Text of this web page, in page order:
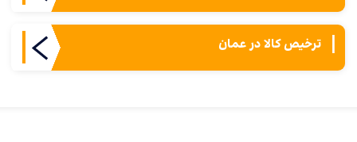
ترخیص کالا در عمان